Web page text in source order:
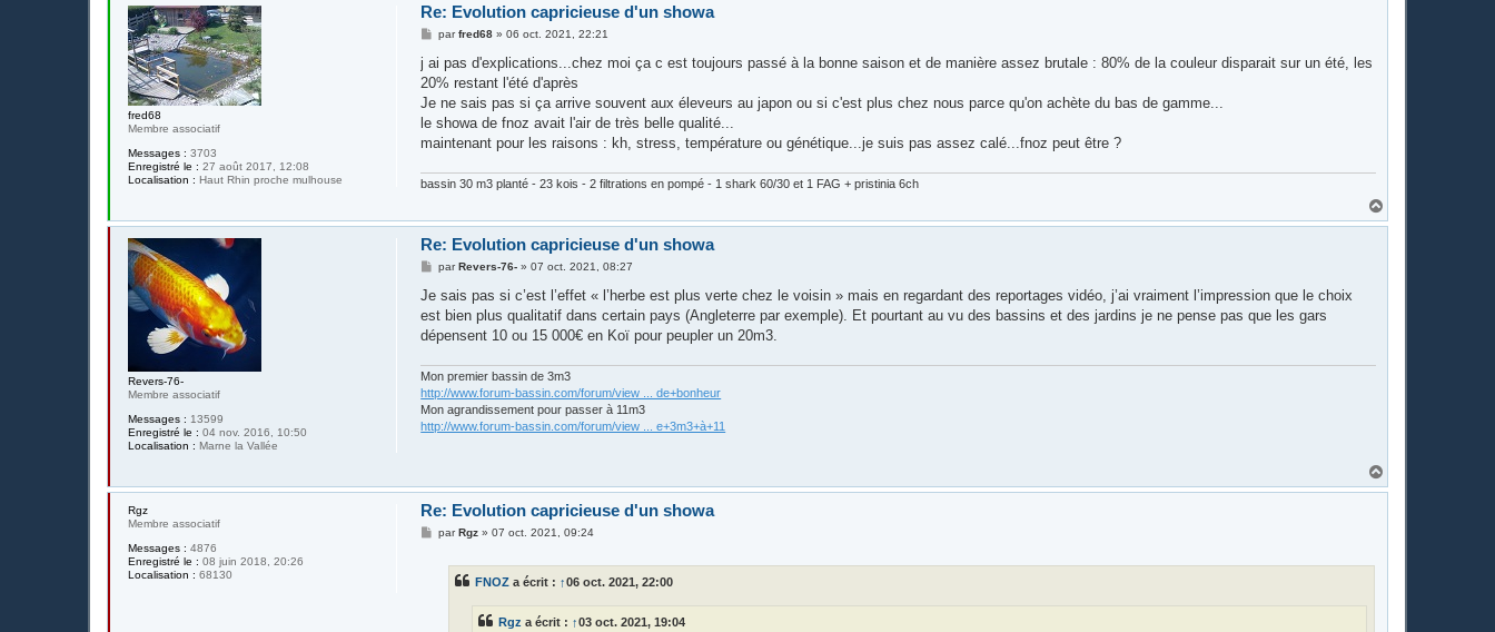
fred68
Membre associatif
Messages : 3703
Enregistré le : 27 août 2017, 12:08
Localisation : Haut Rhin proche mulhouse
Re: Evolution capricieuse d'un showa
M
s
a
g
parfred68 »06 oct. 2021, 22:21
j ai pas d'explications...chez moi ça c est toujours passé à la bonne saison et de manière assez brutale : 80% de la couleur disparait sur un été, les
20% restant l'été d'après
Je ne sais pas si ça arrive souvent aux éleveurs au japon ou si c'est plus chez nous parce qu'on achète du bas de gamme...
le showa de fnoz avait l'air de très belle qualité...
maintenant pour les raisons : kh, stress, température ou génétique...je suis pas assez calé...fnoz peut être ?
bassin 30 m3 planté - 23 kois - 2 filtrations en pompé - 1 shark 60/30 et 1 FAG + pristinia 6ch
a
Revers-76-
Membre associatif
Messages : 13599
Enregistré le : 04 nov. 2016, 10:50
Localisation : Marne la Vallée
Re: Evolution capricieuse d'un showa
M
s
a
g
e
parRevers-76- »07 oct. 2021, 08:27
Je sais pas si c’est l’effet « l’herbe est plus verte chez le voisin » mais en regardant des reportages vidéo, j’ai vraiment l’impression que le choix
est bien plus qualitatif dans certain pays (Angleterre par exemple). Et pourtant au vu des bassins et des jardins je ne pense pas que les gars
dépensent 10 ou 15 000€ en Koï pour peupler un 20m3.
Mon premier bassin de 3m3
http://www.forum-bassin.com/forum/view ... de+bonheur
Mon agrandissement pour passer à 11m3
http://www.forum-bassin.com/forum/view ... e+3m3+à+11
a
Rgz
Membre associatif
Messages : 4876
Enregistré le : 08 juin 2018, 20:26
Localisation : 68130
Re: Evolution capricieuse d'un showa
MparRgz »07 oct. 2021, 09:24
FNOZ a écrit : ↑06 oct. 2021, 22:00
Rgz a écrit : ↑03 oct. 2021, 19:04